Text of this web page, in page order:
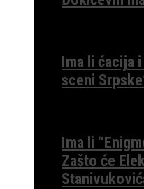
Ima li ćacija
sceni
Ima li
Zašto će